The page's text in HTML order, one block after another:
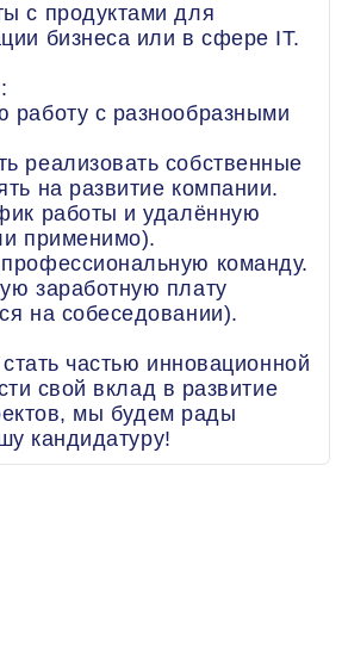
с продуктами для
бизнеса или в сфере IT.
работу с разнообразными
реализовать собственные
на развитие компании.
работы и удалённую
применимо).
команду.
заработную плату
на собеседовании).
частью инновационной
свой вклад в развитие
мы будем рады
кандидатуру!